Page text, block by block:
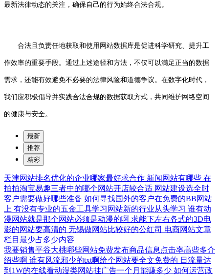
最新法律动态的关注，确保自己的行为始终合法合规。
合法且负责任地获取和使用网站数据库是促进科学研究、提升工
作效率的重要手段。通过上述途径和方法，不仅可以满足正当的数据
需求，还能有效避免不必要的法律风险和道德争议。在数字化时代，
我们应积极倡导并实践合法合规的数据获取方式，共同维护网络空间
的健康与安全。
最新
推荐
精彩
天津网站排名优化的企业哪家最好求合作 新闻网站有哪些 在
拍拍淘宝易趣三者中的哪个网站开店较合适 网站建设选全时
客户需要做好哪些准备 如何寻找国外的客户在免费的BB网站
上 有没有专业的五金工具学习网站新的行业从头学习 谁有动
漫网站就是那个网站必须是动漫的啊 求能下左右各式的3D电
影的网站要高清的 无锡做网站比较好的公红司 电商网站文章
栏目最少占多少内容
我要销售平谷大桃哪些网站免费发布商品信息点击率高些多介
绍些啊 谁有风流邪少的txt啊给个网站要全文免费的 日流量达
到1W的在线看动漫类网站挂广告一个月能赚多少 如何运营政